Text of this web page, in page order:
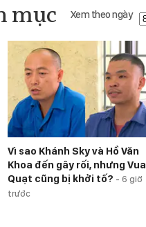
mục Xem theo ngày
Vì sao Khánh Sky và Hồ Văn
Khoa đến gây rối, nhưng Vua
Quạt cũng bị khởi tố? - 6 giờ
trước